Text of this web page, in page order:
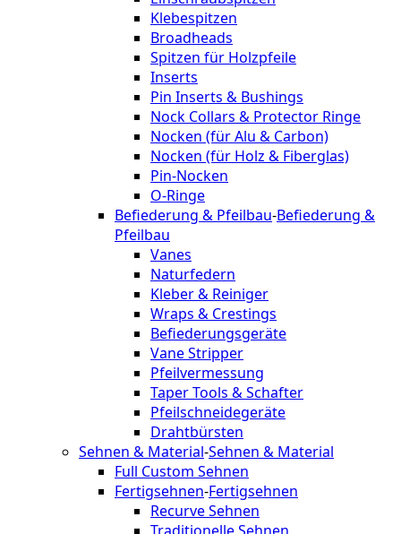
Klebespitzen
Broadheads
Spitzen für Holzpfeile
Inserts
Pin Inserts & Bushings
Nock Collars & Protector Ringe
Nocken (für Alu & Carbon)
Nocken (für Holz & Fiberglas)
Pin-Nocken
O-Ringe
Befiederung & Pfeilbau-Befiederung &
Pfeilbau
Vanes
Naturfedern
Kleber & Reiniger
Wraps & Crestings
Befiederungsgeräte
Vane Stripper
Pfeilvermessung
Taper Tools & Schafter
Pfeilschneidegeräte
Drahtbürsten
Sehnen & Material-Sehnen & Material
Full Custom Sehnen
Fertigsehnen-Fertigsehnen
Recurve Sehnen